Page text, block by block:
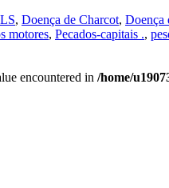
, Doença de Charcot, Doença
motores, Pecados-capitais .,
encountered in /home/